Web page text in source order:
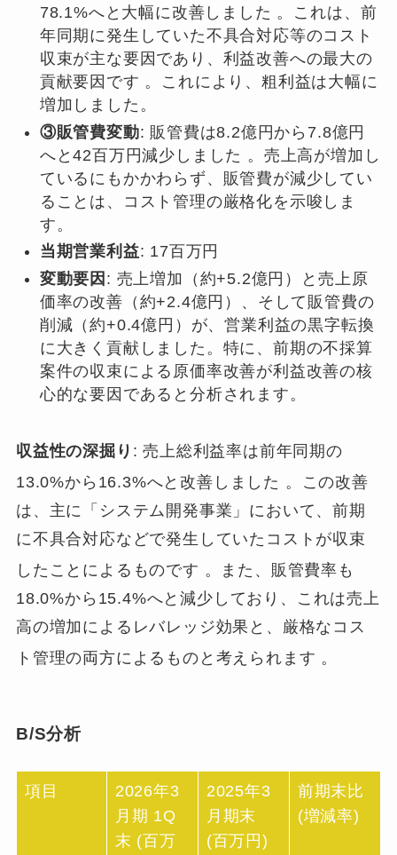
78.1%へと大幅に改善しました 。これは、前
年同期に発生していた不具合対応等のコスト
収束が主な要因であり、利益改善への最大の
貢献要因です 。これにより、粗利益は大幅に
増加しました。
③販管費変動: 販管費は8.2億円から7.8億円
へと42百万円減少しました 。売上高が増加し
ているにもかかわらず、販管費が減少してい
ることは、コスト管理の厳格化を示唆しま
す。
当期営業利益: 17百万円
変動要因 : 売上増加（約+5.2億円）と売上原
価率の改善（約+2.4億円）、そして販管費の
削減（約+0.4億円）が、営業利益の黒字転換
に大きく貢献しました。特に、前期の不採算
案件の収束による原価率改善が利益改善の核
心的な要因であると分析されます。
収益性の深掘り : 売上総利益率は前年同期の
13.0%から16.3%へと改善しました 。この改善
は、主に「システム開発事業」において、前期
に不具合対応などで発生していたコストが収束
したことによるものです 。また、販管費率も
18.0%から15.4%へと減少しており、これは売上
高の増加によるレバレッジ効果と、厳格なコス
ト管理の両方によるものと考えられます 。
B/S分析
項目
2026年3
月期 1Q
末 (百万
2025年3
月期末
(百万円)
前期末比
(増減率)